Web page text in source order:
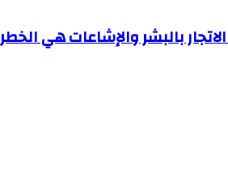
بالبشر والإشاعات هي